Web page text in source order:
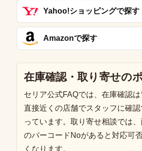
Yahoo!ショッピングで探す
Amazonで探す
在庫確認・取り寄せの
セリア公式FAQでは、在庫確認は
直接近くの店舗でスタッフに確
っています。取り寄せ相談では
のバーコードNoがあると対応可
くなります。